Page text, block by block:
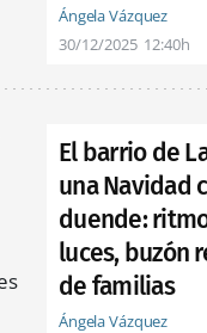
Ángela Vázquez
30/12/2025 12:40h
El barrio de
una Navidad
duende:
luces, buzón
de familias
Ángela Vázquez